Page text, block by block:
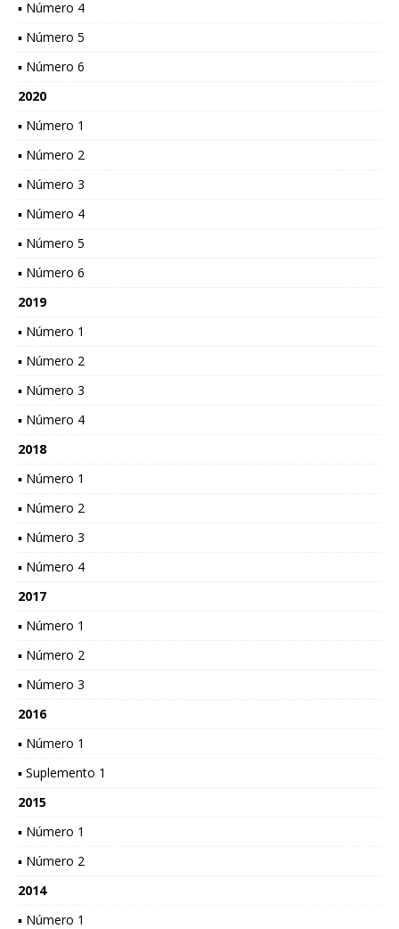
▪ Número 4
▪ Número 5
▪ Número 6
2020
▪ Número 1
▪ Número 2
▪ Número 3
▪ Número 4
▪ Número 5
▪ Número 6
2019
▪ Número 1
▪ Número 2
▪ Número 3
▪ Número 4
2018
▪ Número 1
▪ Número 2
▪ Número 3
▪ Número 4
2017
▪ Número 1
▪ Número 2
▪ Número 3
2016
▪ Número 1
▪ Suplemento 1
2015
▪ Número 1
▪ Número 2
2014
▪ Número 1